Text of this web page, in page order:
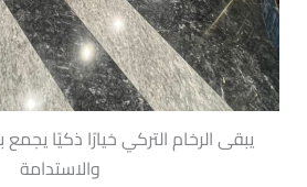
يبقى الرخام التركي خيارًا ذكيًا يجمع
والاستدامة